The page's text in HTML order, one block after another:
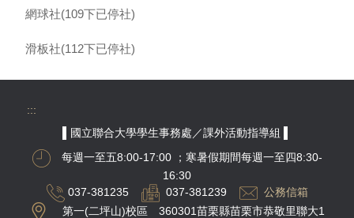
網球社(109下已停社)
滑板社(112下已停社)
:::
▌國立聯合大學學生事務處／課外活動指導組 ▌
每週一至五8:00-17:00
；寒暑假期間每週一至四8:30-
16:30
037-381235
037-381239
公務信箱
第一(二坪山)校區 360301苗栗縣苗栗市恭敬里聯大1